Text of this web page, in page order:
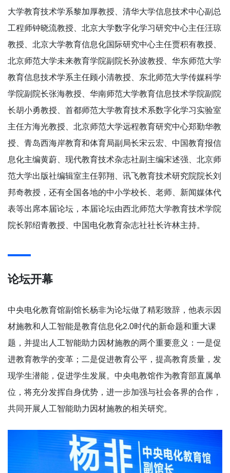
大学教育技术学系黎加厚教授、清华大学信息技术中心副总
工程师钟晓流教授、北京大学数字化学习研究中心主任汪琼
教授、北京大学教育信息化国际研究中心主任贾积有教授、
北京师范大学未来教育学院副院长孙波教授、华东师范大学
教育信息技术学系主任顾小清教授、东北师范大学传媒科学
学院副院长张海教授、华南师范大学教育信息技术学院副院
长胡小勇教授、首都师范大学教育技术系数字化学习实验室
主任方海光教授、北京师范大学远程教育研究中心郑勤华教
授、青岛西海岸教育和体育局副局长宋云宏、中国教育报信
息化主编黄蔚、现代教育技术杂志社副主编宋述强、北京师
范大学出版社编辑室主任郭翔、讯飞教育技术研究院院长刘
邦奇教授，还有全国各地的中小学校长、老师、新闻媒体代
表等出席本届论坛，本届论坛由西北师范大学教育技术学院
院长郭绍青教授、中国电化教育杂志社社长许林主持。
论坛开幕
中央电化教育馆副馆长杨非为论坛做了精彩致辞，他表示因
材施教和人工智能是教育信息化2.0时代的新命题和重大课
题，并提出人工智能助力因材施教的两个重要意义：一是促
进教育教学的变革；二是促进教育公平，提高教育质量，发
现学生潜能，促进学生发展。中央电教馆作为教育部直属单
位，将充分发挥自身优势，进一步加强与社会各界的合作，
共同开展人工智能助力因材施教的相关研究。